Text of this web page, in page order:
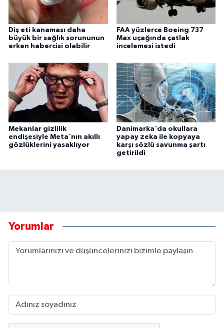
Diş eti kanaması daha
büyük bir sağlık sorununun
erken habercisi olabilir
FAA yüzlerce Boeing 737
Max uçağında çatlak
incelemesi istedi
Mekanlar gizlilik
endişesiyle Meta'nın akıllı
gözlüklerini yasaklıyor
Danimarka'da okullara
yapay zeka ile kopyaya
karşı sözlü savunma şartı
getirildi
Yorumlar